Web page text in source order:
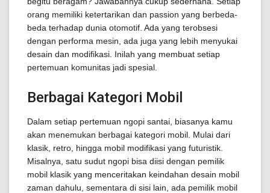
orang memiliki ketertarikan dan passion yang berbeda-
beda terhadap dunia otomotif. Ada yang terobsesi
dengan performa mesin, ada juga yang lebih menyukai
desain dan modifikasi. Inilah yang membuat setiap
pertemuan komunitas jadi spesial.
Berbagai Kategori Mobil
Dalam setiap pertemuan ngopi santai, biasanya kamu
akan menemukan berbagai kategori mobil. Mulai dari
klasik, retro, hingga mobil modifikasi yang futuristik.
Misalnya, satu sudut ngopi bisa diisi dengan pemilik
mobil klasik yang menceritakan keindahan desain mobil
zaman dahulu, sementara di sisi lain, ada pemilik mobil